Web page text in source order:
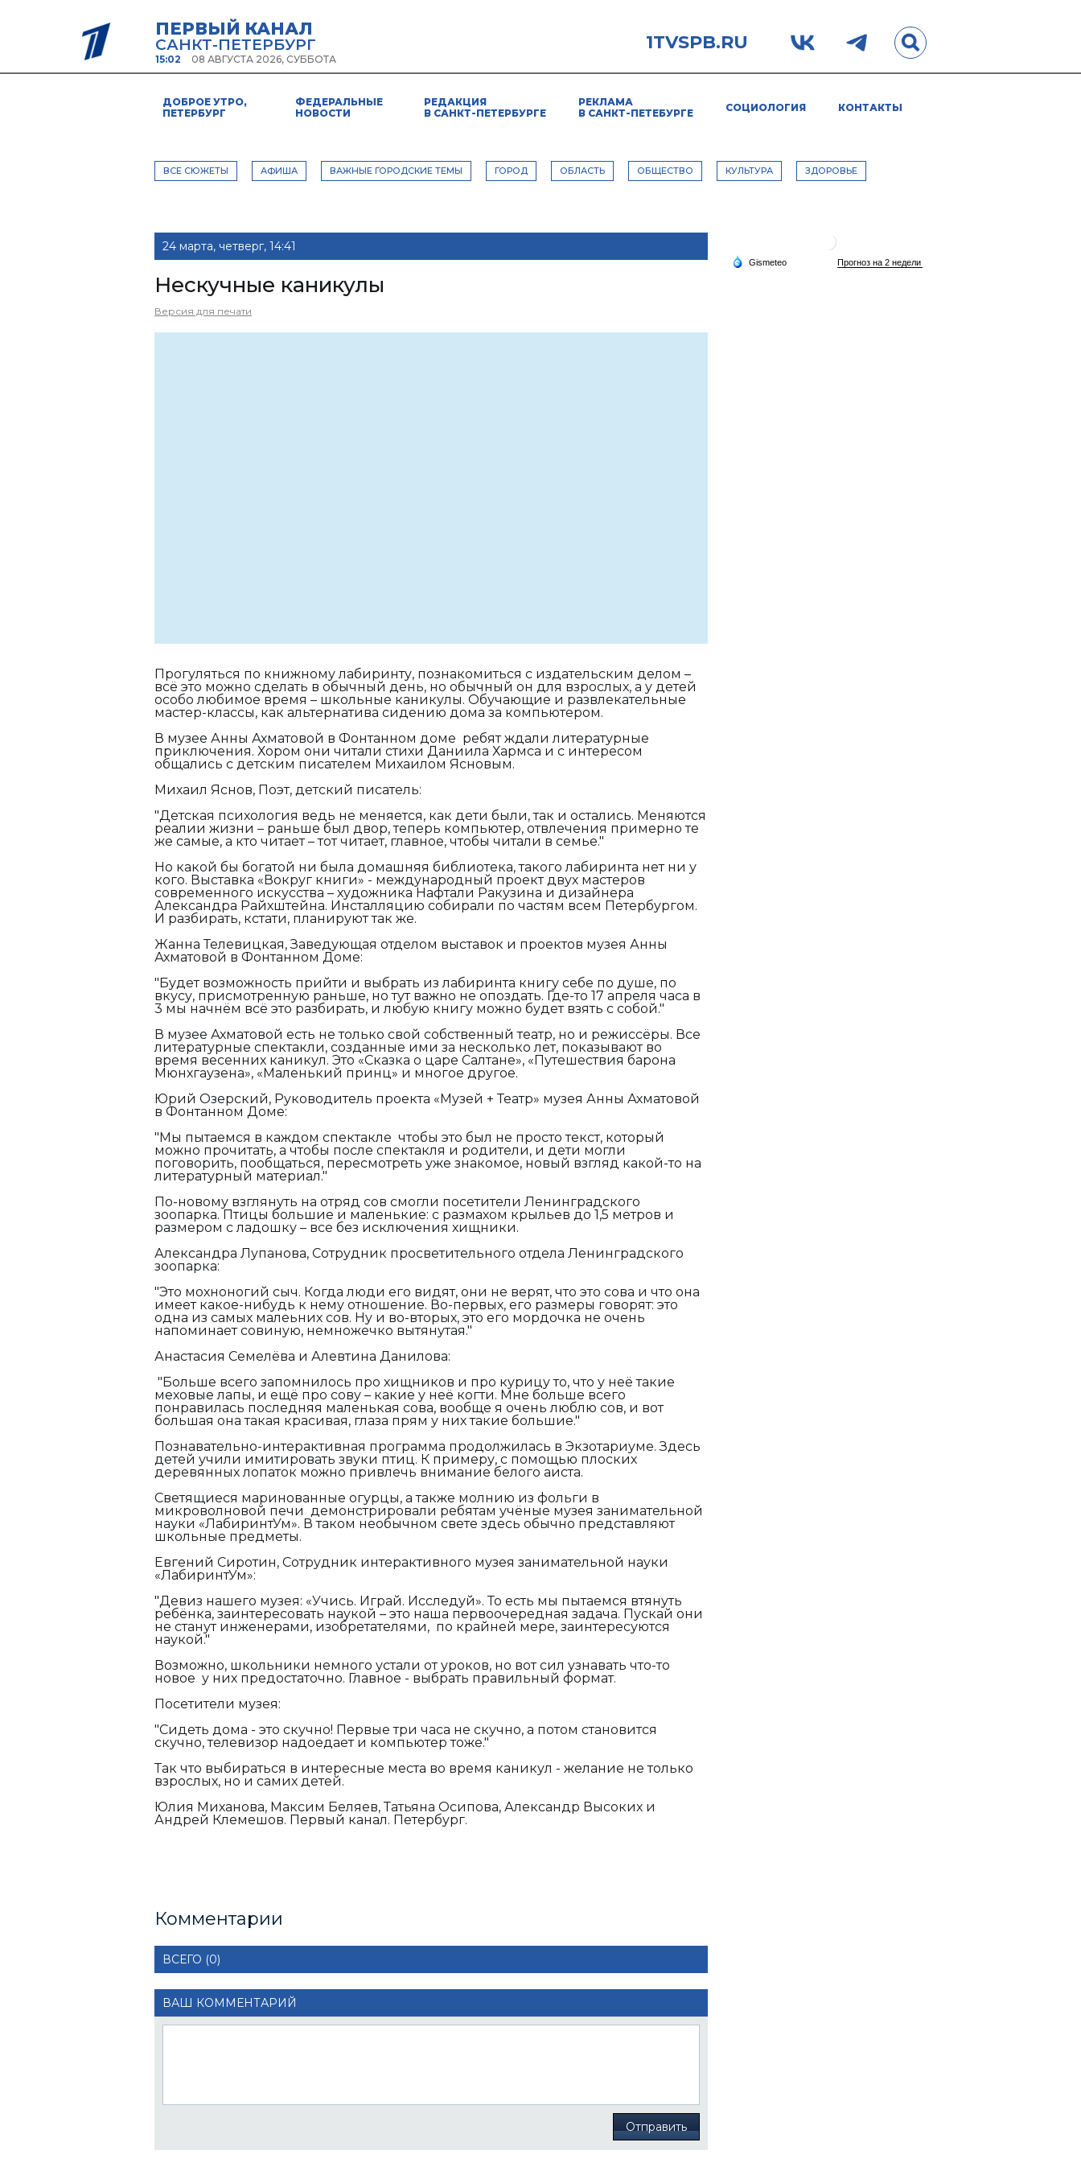
ПЕРВЫЙ КАНАЛ
САНКТ-ПЕТЕРБУРГ
15:02 08 АВГУСТА 2026, СУББОТА
1TVSPB.RU
ДОБРОЕ УТРО,
ПЕТЕРБУРГ
ФЕДЕРАЛЬНЫЕ
НОВОСТИ
РЕДАКЦИЯ
В САНКТ-ПЕТЕРБУРГЕ
РЕКЛАМА
В САНКТ-ПЕТЕБУРГЕ
СОЦИОЛОГИЯ КОНТАКТЫ
ВСЕ СЮЖЕТЫ АФИША ВАЖНЫЕ ГОРОДСКИЕ ТЕМЫ ГОРОД ОБЛАСТЬ ОБЩЕСТВО КУЛЬТУРА ЗДОРОВЬЕ
24 марта, четверг, 14:41
Нескучные каникулы
Версия для печати
Прогуляться по книжному лабиринту, познакомиться с издательским делом –
всё это можно сделать в обычный день, но обычный он для взрослых, а у детей
особо любимое время – школьные каникулы. Обучающие и развлекательные
мастер-классы, как альтернатива сидению дома за компьютером.
В музее Анны Ахматовой в Фонтанном доме ребят ждали литературные
приключения. Хором они читали стихи Даниила Хармса и с интересом
общались с детским писателем Михаилом Ясновым.
Михаил Яснов, Поэт, детский писатель:
"Детская психология ведь не меняется, как дети были, так и остались. Меняются
реалии жизни – раньше был двор, теперь компьютер, отвлечения примерно те
же самые, а кто читает – тот читает, главное, чтобы читали в семье."
Но какой бы богатой ни была домашняя библиотека, такого лабиринта нет ни у
кого. Выставка «Вокруг книги» - международный проект двух мастеров
современного искусства – художника Нафтали Ракузина и дизайнера
Александра Райхштейна. Инсталляцию собирали по частям всем Петербургом.
И разбирать, кстати, планируют так же.
Жанна Телевицкая, Заведующая отделом выставок и проектов музея Анны
Ахматовой в Фонтанном Доме:
"Будет возможность прийти и выбрать из лабиринта книгу себе по душе, по
вкусу, присмотренную раньше, но тут важно не опоздать. Где-то 17 апреля часа в
3 мы начнём всё это разбирать, и любую книгу можно будет взять с собой."
В музее Ахматовой есть не только свой собственный театр, но и режиссёры. Все
литературные спектакли, созданные ими за несколько лет, показывают во
время весенних каникул. Это «Сказка о царе Салтане», «Путешествия барона
Мюнхгаузена», «Маленький принц» и многое другое.
Юрий Озерский, Руководитель проекта «Музей + Театр» музея Анны Ахматовой
в Фонтанном Доме:
"Мы пытаемся в каждом спектакле чтобы это был не просто текст, который
можно прочитать, а чтобы после спектакля и родители, и дети могли
поговорить, пообщаться, пересмотреть уже знакомое, новый взгляд какой-то на
литературный материал."
По-новому взглянуть на отряд сов смогли посетители Ленинградского
зоопарка. Птицы большие и маленькие: с размахом крыльев до 1,5 метров и
размером с ладошку – все без исключения хищники.
Александра Лупанова, Сотрудник просветительного отдела Ленинградского
зоопарка:
"Это мохноногий сыч. Когда люди его видят, они не верят, что это сова и что она
имеет какое-нибудь к нему отношение. Во-первых, его размеры говорят: это
одна из самых малеьних сов. Ну и во-вторых, это его мордочка не очень
напоминает совиную, немножечко вытянутая."
Анастасия Семелёва и Алевтина Данилова:
"Больше всего запомнилось про хищников и про курицу то, что у неё такие
меховые лапы, и ещё про сову – какие у неё когти. Мне больше всего
понравилась последняя маленькая сова, вообще я очень люблю сов, и вот
большая она такая красивая, глаза прям у них такие большие."
Познавательно-интерактивная программа продолжилась в Экзотариуме. Здесь
детей учили имитировать звуки птиц. К примеру, с помощью плоских
деревянных лопаток можно привлечь внимание белого аиста.
Светящиеся маринованные огурцы, а также молнию из фольги в
микроволновой печи демонстрировали ребятам учёные музея занимательной
науки «ЛабиринтУм». В таком необычном свете здесь обычно представляют
школьные предметы.
Евгений Сиротин, Сотрудник интерактивного музея занимательной науки
«ЛабиринтУм»:
"Девиз нашего музея: «Учись. Играй. Исследуй». То есть мы пытаемся втянуть
ребёнка, заинтересовать наукой – это наша первоочередная задача. Пускай они
не станут инженерами, изобретателями, по крайней мере, заинтересуются
наукой."
Возможно, школьники немного устали от уроков, но вот сил узнавать что-то
новое у них предостаточно. Главное - выбрать правильный формат.
Посетители музея:
"Сидеть дома - это скучно! Первые три часа не скучно, а потом становится
скучно, телевизор надоедает и компьютер тоже."
Так что выбираться в интересные места во время каникул - желание не только
взрослых, но и самих детей.
Юлия Миханова, Максим Беляев, Татьяна Осипова, Александр Высоких и
Андрей Клемешов. Первый канал. Петербург.
Комментарии
ВСЕГО (0)
ВАШ КОММЕНТАРИЙ
Отправить